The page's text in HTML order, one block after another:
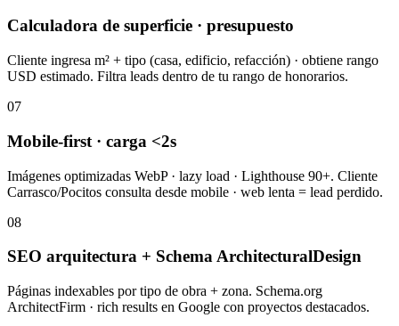
Calculadora de superficie · presupuesto
Cliente ingresa m² + tipo (casa, edificio, refacción) · obtiene rango
USD estimado. Filtra leads dentro de tu rango de honorarios.
07
Mobile-first · carga <2s
Imágenes optimizadas WebP · lazy load · Lighthouse 90+. Cliente
Carrasco/Pocitos consulta desde mobile · web lenta = lead perdido.
08
SEO arquitectura + Schema ArchitecturalDesign
Páginas indexables por tipo de obra + zona. Schema.org
ArchitectFirm · rich results en Google con proyectos destacados.